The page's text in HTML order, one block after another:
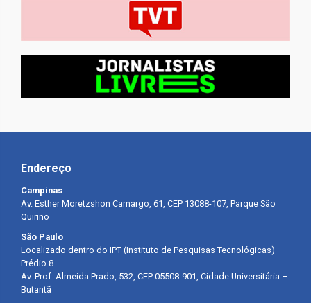
Endereço
Campinas
Av. Esther Moretzshon Camargo, 61, CEP 13088-107, Parque São
Quirino
São Paulo
Localizado dentro do IPT (Instituto de Pesquisas Tecnológicas) –
Prédio 8
Av. Prof. Almeida Prado, 532, CEP 05508-901, Cidade Universitária –
Butantã